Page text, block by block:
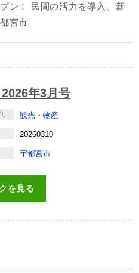
ン！ 民間の活力を導入、新
宮市
年3月号
観光・物産
20260310
宇都宮市
を見る